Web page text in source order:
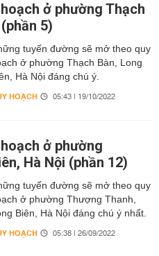
ở phường Thạch
5)
tuyến đường sẽ mở theo quy
ở phường Thạch Bàn, Long
Hà Nội đáng chú ý.
HOẠCH 05:43 | 19/10/2022
ở phường
Hà Nội (phần 12)
tuyến đường sẽ mở theo quy
ở phường Thượng Thanh,
Biên, Hà Nội đáng chú ý nhất.
HOẠCH 05:38 | 26/09/2022